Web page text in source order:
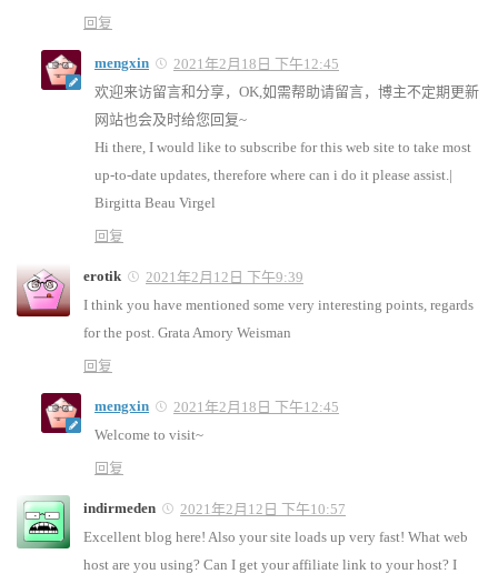
回复
mengxin
2021年2月18日 下午12:45
欢迎来访留言和分享，OK,如需帮助请留言，博主不定期更新
网站也会及时给您回复~
Hi there, I would like to subscribe for this web site to take most
up-to-date updates, therefore where can i do it please assist.|
Birgitta Beau Virgel
回复
erotik
2021年2月12日 下午9:39
I think you have mentioned some very interesting points, regards
for the post. Grata Amory Weisman
回复
mengxin
2021年2月18日 下午12:45
Welcome to visit~
回复
indirmeden
2021年2月12日 下午10:57
Excellent blog here! Also your site loads up very fast! What web
host are you using? Can I get your affiliate link to your host? I